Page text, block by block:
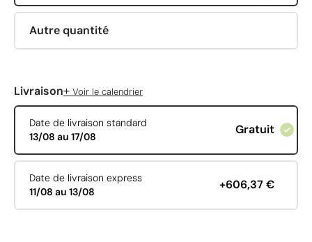
Autre quantité
Livraison+ Voir le calendrier
Date de livraison standard
13/08 au 17/08
Gratuit
Date de livraison express
11/08 au 13/08
+606,37 €